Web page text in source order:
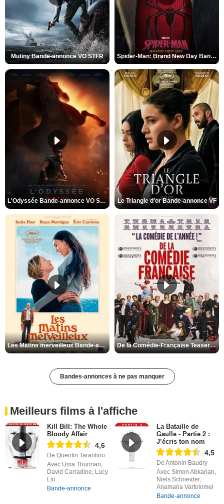
Mutiny Bande-annonce VO STFR Spider-Man: Brand New Day Bande-annonce VO STFR
L'Odyssée Bande-annonce VO STFR Le Triangle d'or Bande-annonce VF
Les Matins merveilleux Bande-annonce VF De la Comédie-Française Teaser VF
Bandes-annonces à ne pas manquer
Meilleurs films à l'affiche
Kill Bill: The Whole
Bloody Affair
4,6
De Quentin Tarantino
Avec Uma Thurman,
David Carradine, Lucy
Liu
Bande-annonce
La Bataille de
Gaulle - Partie 2 :
J’écris ton nom
4,5
De Antonin Baudry
Avec Simon Abkarian,
Niels Schneider,
Anamaria Vartolomei
Bande-annonce